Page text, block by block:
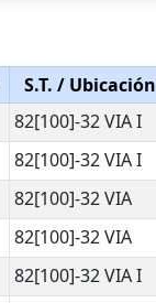
S.T. / Ubicación
82[100]-32 VIA I
82[100]-32 VIA I
82[100]-32 VIA
82[100]-32 VIA
82[100]-32 VIA I